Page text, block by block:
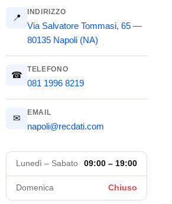
📍
INDIRIZZO
Via Salvatore Tommasi, 65 —
80135 Napoli (NA)
☎
TELEFONO
081 1996 8219
✉
EMAIL
napoli@recdati.com
Lunedì – Sabato 09:00 – 19:00
Domenica Chiuso